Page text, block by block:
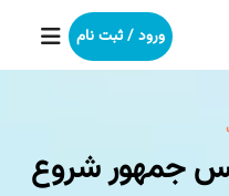
ورود / ثبت نام
جمهور شروع